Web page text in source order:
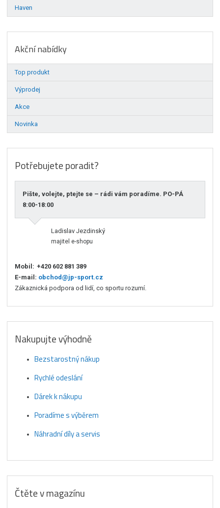
Haven
Akční nabídky
Top produkt
Výprodej
Akce
Novinka
Potřebujete poradit?
Pište, volejte, ptejte se – rádi vám poradíme. PO-PÁ
8:00-18:00
Ladislav Jezdinský
majitel e-shopu
Mobil: +420 602 881 389
E-mail: obchod@jp-sport.cz
Zákaznická podpora od lidí, co sportu rozumí.
Nakupujte výhodně
Bezstarostný nákup
Rychlé odeslání
Dárek k nákupu
Poradíme s výběrem
Náhradní díly a servis
Čtěte v magazínu